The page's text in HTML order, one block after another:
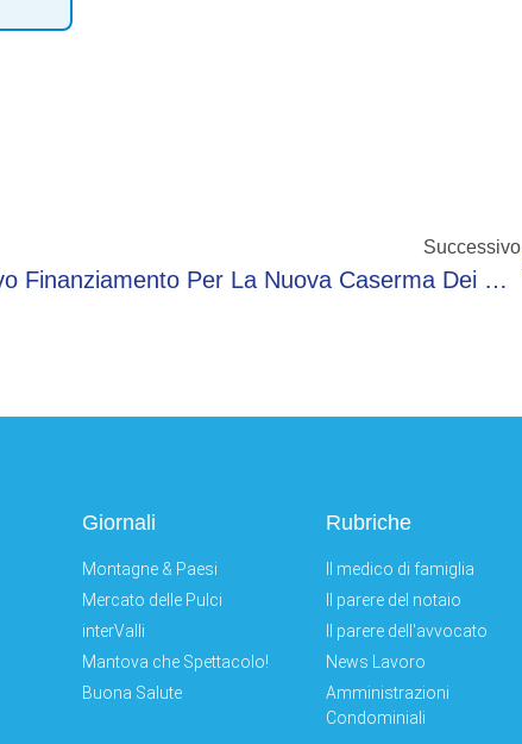
Successivo
Nuovo Finanziamento Per La Nuova Caserma Dei Carabinieri A Clusone
Giornali
Montagne & Paesi
Mercato delle Pulci
interValli
Mantova che Spettacolo!
Buona Salute
Rubriche
Il medico di famiglia
Il parere del notaio
Il parere dell'avvocato
News Lavoro
Amministrazioni
Condominiali